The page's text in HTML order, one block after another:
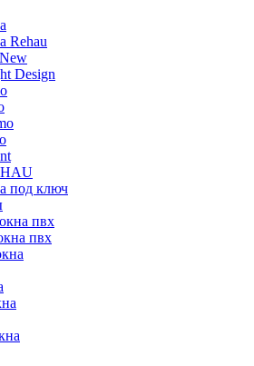
Rehau
Design
под ключ
пвх
пвх